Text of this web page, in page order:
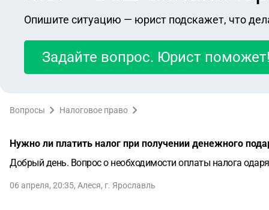
Опишите ситуацию — юрист подскажет, что
Задайте вопрос. Юрист поможет!
Вопросы Налоговое право
Нужно ли платить налог при получении денежного
Добрый день. Вопрос о необходимости оплаты налога
06 апреля, 20:35, Алеся, г. Ярославль